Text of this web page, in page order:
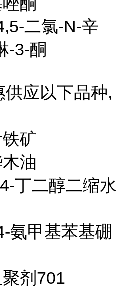
二氯-N-辛
-3-酮
应以下品种,
矿
油
丁二醇二缩水
氨甲基苯基硼
剂701